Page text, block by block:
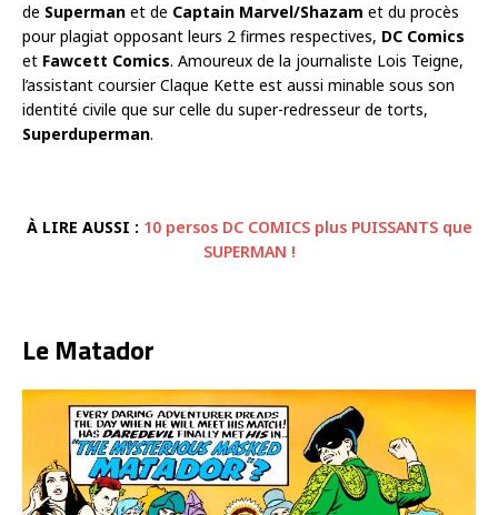
de Superman et de Captain Marvel/Shazam et du procès
pour plagiat opposant leurs 2 firmes respectives, DC Comics
et Fawcett Comics. Amoureux de la journaliste Lois Teigne,
l’assistant coursier Claque Kette est aussi minable sous son
identité civile que sur celle du super-redresseur de torts,
Superduperman.
À LIRE AUSSI : 10 persos DC COMICS plus PUISSANTS que
SUPERMAN !
Le Matador